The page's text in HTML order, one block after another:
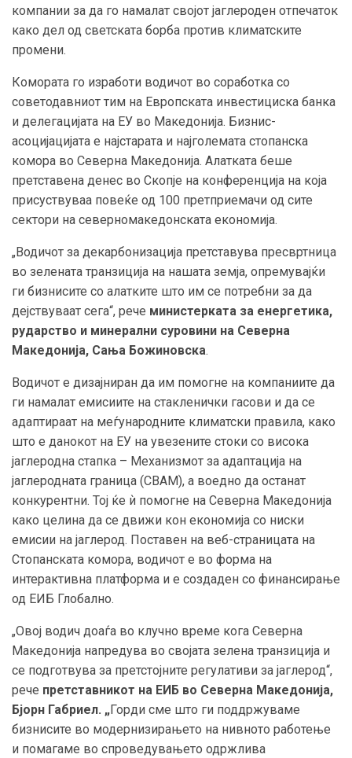
компании за да го намалат својот јаглероден отпечаток
како дел од светската борба против климатските
промени.
Комората го изработи водичот во соработка со
советодавниот тим на Европската инвестициска банка
и делегацијата на ЕУ во Македонија. Бизнис-
асоцијацијата е најстарата и најголемата стопанска
комора во Северна Македонија. Алатката беше
претставена денес во Скопје на конференција на која
присуствуваа повеќе од 100 претприемачи од сите
сектори на северномакедонската економија.
„Водичот за декарбонизација претставува пресвртница
во зелената транзиција на нашата земја, опремувајќи
ги бизнисите со алатките што им се потребни за да
дејствуваат сега“, рече министерката за енергетика,
рударство и минерални суровини на Северна
Македонија, Сања Божиновска.
Водичот е дизајниран да им помогне на компаниите да
ги намалат емисиите на стакленички гасови и да се
адаптираат на меѓународните климатски правила, како
што е данокот на ЕУ на увезените стоки со висока
јаглеродна стапка – Механизмот за адаптација на
јаглеродната граница (CBAM), а воедно да останат
конкурентни. Тој ќе ѝ помогне на Северна Македонија
како целина да се движи кон економија со ниски
емисии на јаглерод. Поставен на веб-страницата на
Стопанската комора, водичот е во форма на
интерактивна платформа и е создаден со финансирање
од ЕИБ Глобално.
„Овој водич доаѓа во клучно време кога Северна
Македонија напредува во својата зелена транзиција и
се подготвува за претстојните регулативи за јаглерод“,
рече претставникот на ЕИБ во Северна Македонија,
Бјорн Габриел. „Горди сме што ги поддржуваме
бизнисите во модернизирањето на нивното работење
и помагаме во спроведувањето одржлива